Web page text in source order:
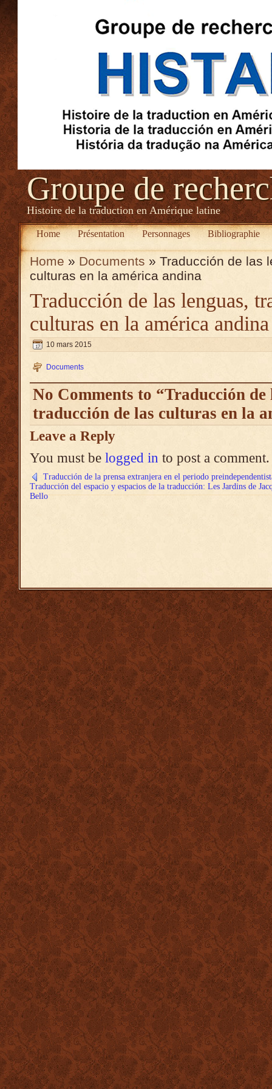
Groupe de
Histoire de la traduction en Amérique latine
Home Présentation Personnages Bibliographie
Home » Documents » Traducción de las
culturas en la américa andina
Traducción de las lenguas,
culturas en la américa andina
10 mars 2015
Documents
No Comments to “Traducción de
traducción de las culturas en la
Leave a Reply
You must be logged in to post a comment.
Traducción de la prensa extranjera en el periodo
Traducción del espacio y espacios de la traducción: Les Jardins de
Bello